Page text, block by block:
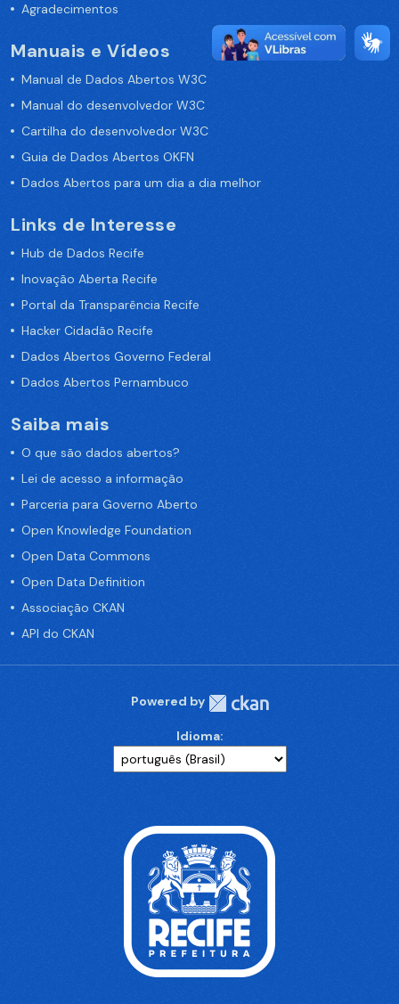
Agradecimentos
Manuais e Vídeos
Manual de Dados Abertos W3C
Manual do desenvolvedor W3C
Cartilha do desenvolvedor W3C
Guia de Dados Abertos OKFN
Dados Abertos para um dia a dia melhor
Links de Interesse
Hub de Dados Recife
Inovação Aberta Recife
Portal da Transparência Recife
Hacker Cidadão Recife
Dados Abertos Governo Federal
Dados Abertos Pernambuco
Saiba mais
O que são dados abertos?
Lei de acesso a informação
Parceria para Governo Aberto
Open Knowledge Foundation
Open Data Commons
Open Data Definition
Associação CKAN
API do CKAN
Powered by
Idioma